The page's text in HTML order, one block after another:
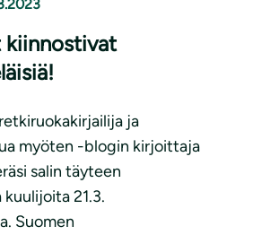
kiinnostivat
ja
myöten -blogin kirjoittaja
salin täyteen
21.3.
Suomen